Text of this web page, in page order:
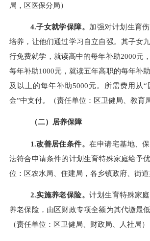
局，区医保分局）
4.子女就学保障。 加强对计划生育
培养，让他们通过学习自立自强。其子女
行免费就学，就读高中的每年补助2000元
每年补助1000元，就读五年高职的每年补
及以上的每年补助5000元。所需费用从
金”中支付。（责任单位：区卫健局、教育局
（二）居养保障
1.改善居住条件。在申请宅基地、
法符合申请条件的计划生育特殊家庭给予
位：区农水局、住建局，各乡镇政府、街道
2.实施养老保险。计划生育特殊家
养老保险，由区财政专项全额为其代缴最
（责任单位：区卫健局、财政局、人社局）